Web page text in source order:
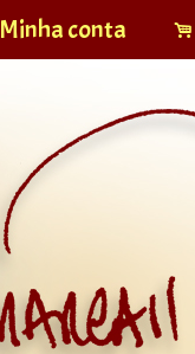
Minha conta .